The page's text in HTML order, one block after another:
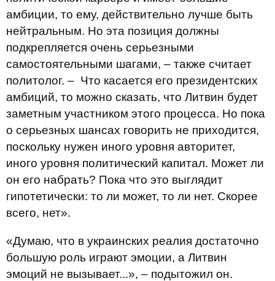
амбиции, то ему, действительно лучше быть
нейтральным. Но эта позиция должны
подкрепляется очень серьезными
самостоятельными шагами, – также считает
политолог. – Что касается его президентских
амбиций, то можно сказать, что Литвин будет
заметным участником этого процесса. Но пока
о серьезных шансах говорить не приходится,
поскольку нужен иного уровня авторитет,
иного уровня политический капитал. Может ли
он его набрать? Пока что это выглядит
гипотетически: то ли может, то ли нет. Скорее
всего, нет».
«Думаю, что в украинских реалия достаточно
большую роль играют эмоции, а Литвин
эмоций не вызывает...», – подытожил он.